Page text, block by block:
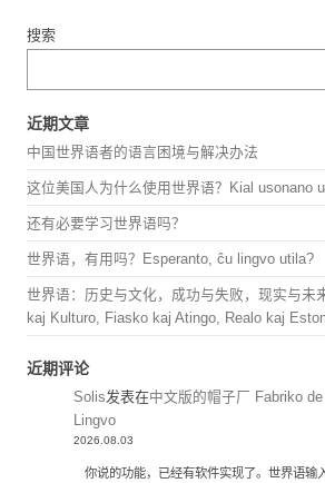
搜索
近期文章
中国世界语者的语言困境与解决办法
这位美国人为什么使用世界语？Kial usonano
还有必要学习世界语吗？
世界语，有用吗？Esperanto, ĉu lingvo utila?
世界语：历史与文化，成功与失败，现实与未
kaj Kulturo, Fiasko kaj Atingo, Realo kaj
近期评论
Solis发表在中文版的帽子厂 Fabriko de Ĉapeloj en Ĉina
Lingvo
2026.08.03
你说的功能，已经有软件实现了。世界语输